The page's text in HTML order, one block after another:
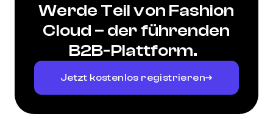
Werde Teil von Fashion
Cloud – der führenden
B2B-Plattform.
Jetzt kostenlos registrieren